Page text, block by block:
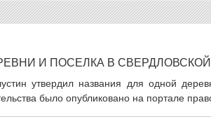
И ПОСЕЛКА В
утвердил названия для одной
было опубликовано на портале